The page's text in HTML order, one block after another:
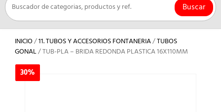
Buscar
INICIO/11. TUBOS Y ACCESORIOS FONTANERIA/TUBOS
GONAL/ TUB-PLA – BRIDA REDONDA PLASTICA 16X110MM
30%
30%